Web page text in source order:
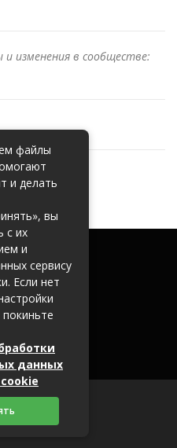
изменения в сообществе:
файлы
и делать
вы
с их
и
сервису
Если нет
данных